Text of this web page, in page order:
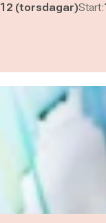
12 (torsdagar)Start: